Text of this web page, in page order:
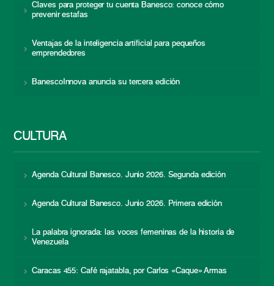
Claves para proteger tu cuenta Banesco: conoce cómo
prevenir estafas
Ventajas de la inteligencia artificial para pequeños
emprendedores
BanescoInnova anuncia su tercera edición
CULTURA
Agenda Cultural Banesco. Junio 2026. Segunda edición
Agenda Cultural Banesco. Junio 2026. Primera edición
La palabra ignorada: las voces femeninas de la historia de
Venezuela
Caracas 455: Café rajatabla, por Carlos «Caque» Armas